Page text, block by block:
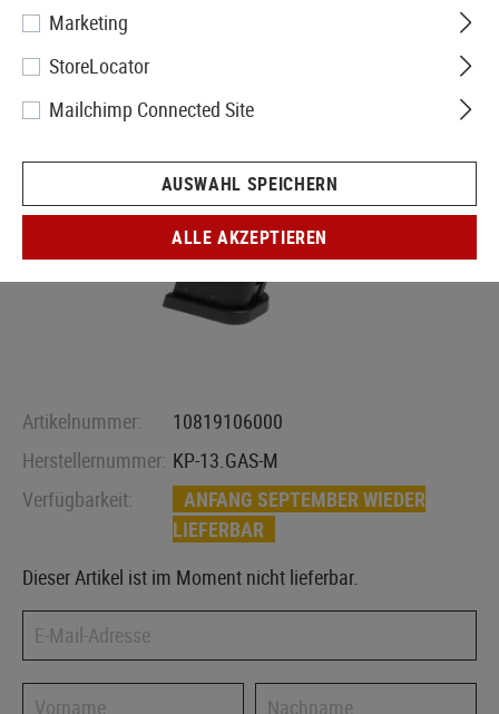
Artikelnummer:
10819106000
Herstellernummer: KP-13.GAS-M
Verfügbarkeit:
ANFANG SEPTEMBER WIEDER
LIEFERBAR
Dieser Artikel ist im Moment nicht lieferbar.
Marketing
StoreLocator
Mailchimp Connected Site
AUSWAHL SPEICHERN
ALLE AKZEPTIEREN